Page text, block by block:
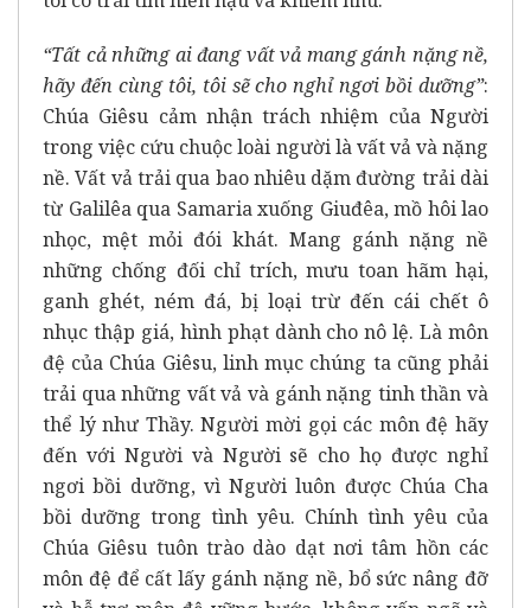
“Tất cả những ai đang vất vả mang gánh nặng nề,
hãy đến cùng tôi, tôi sẽ cho nghỉ ngơi bồi dưỡng”:
Chúa Giêsu cảm nhận trách nhiệm của Người
trong việc cứu chuộc loài người là vất vả và nặng
nề. Vất vả trải qua bao nhiêu dặm đường trải dài
từ Galilêa qua Samaria xuống Giuđêa, mồ hôi lao
nhọc, mệt mỏi đói khát. Mang gánh nặng nề
những chống đối chỉ trích, mưu toan hãm hại,
ganh ghét, ném đá, bị loại trừ đến cái chết ô
nhục thập giá, hình phạt dành cho nô lệ. Là môn
đệ của Chúa Giêsu, linh mục chúng ta cũng phải
trải qua những vất vả và gánh nặng tinh thần và
thể lý như Thầy. Người mời gọi các môn đệ hãy
đến với Người và Người sẽ cho họ được nghỉ
ngơi bồi dưỡng, vì Người luôn được Chúa Cha
bồi dưỡng trong tình yêu. Chính tình yêu của
Chúa Giêsu tuôn trào dào dạt nơi tâm hồn các
môn đệ để cất lấy gánh nặng nề, bổ sức nâng đỡ